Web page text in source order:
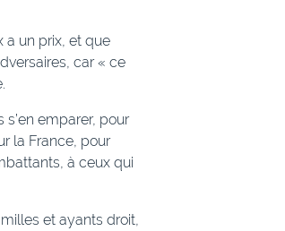
a un prix, et que
car « ce
emparer, pour
la France, pour
à ceux qui
et ayants droit,